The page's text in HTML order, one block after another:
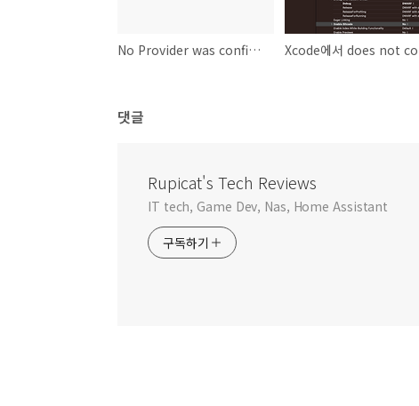
No Provider was configured for use. Make sure you added at least one Provider in the Adaptive Performance Settings.
댓글
Rupicat's Tech Reviews
IT tech, Game Dev, Nas, Home Assistant
구독하기